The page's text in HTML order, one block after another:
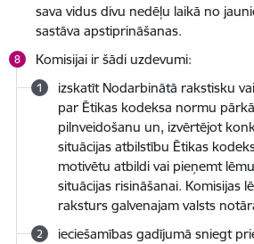
sava vidus divu nedēļu laikā no
sastāva apstiprināšanas.
Komisijai ir šādi uzdevumi:
izskatīt Nodarbinātā rakstisku
par Ētikas kodeksa normu
pilnveidošanu un, izvērtējot
situācijas atbilstību Ētikas
motivētu atbildi vai pieņemt
situācijas risināšanai. Komisijas
raksturs galvenajam valsts
ieciešamības gadījumā sniegt